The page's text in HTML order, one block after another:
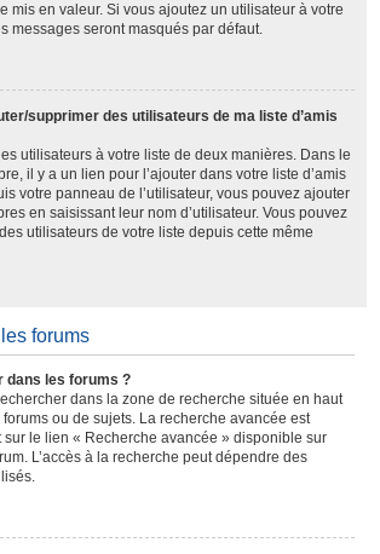
mis en valeur. Si vous ajoutez un utilisateur à votre
messages seront masqués par défaut.
supprimer des utilisateurs de ma liste d’amis
utilisateurs à votre liste de deux manières. Dans le
il y a un lien pour l’ajouter dans votre liste d’amis
votre panneau de l’utilisateur, vous pouvez ajouter
en saisissant leur nom d’utilisateur. Vous pouvez
utilisateurs de votre liste depuis cette même
forums
dans les forums ?
dans la zone de recherche située en haut
ou de sujets. La recherche avancée est
le lien « Recherche avancée » disponible sur
L’accès à la recherche peut dépendre des